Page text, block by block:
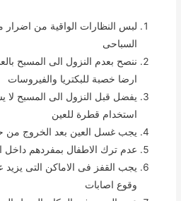
لبس النظارات الواقية من اضرار
السباحى
ننصح بعدم النزول الى المسبح
ارضا خصبة للبكتريا والفيروسات
يفضل قبل النزول الى المسبح
استخدام قطرة للعين
يجب غسل العين بعد الخروج من
عدم ترك الاطفال بمفردهم داخل
يجب القفز فى الاماكن التى
وقوع اصابات